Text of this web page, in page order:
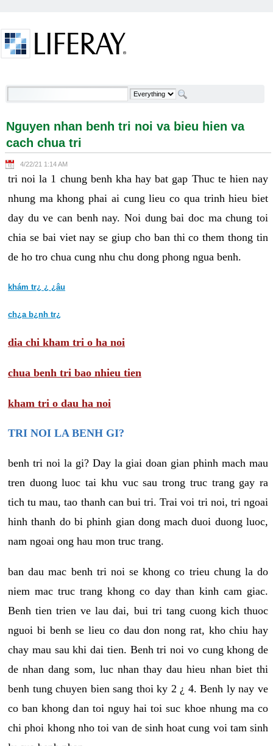
Nguyen nhan benh tri noi va bieu hien va cach chua
Nguyen nhan benh tri noi va bieu hien va
cach chua tri
4/22/21 1:14 AM
tri noi la 1 chung benh kha hay bat gap Thuc te hien nay
nhung ma khong phai ai cung lieu co qua trinh hieu biet
day du ve can benh nay. Noi dung bai doc ma chung toi
chia se bai viet nay se giup cho ban thi co them thong tin
de ho tro chua cung nhu chu dong phong ngua benh.
khám tr¿ ¿ ¿âu
ch¿a b¿nh tr¿
dia chi kham tri o ha noi
chua benh tri bao nhieu tien
kham tri o dau ha noi
TRI NOI LA BENH GI?
benh tri noi la gi? Day la giai doan gian phinh mach mau
tren duong luoc tai khu vuc sau trong truc trang gay ra
tich tu mau, tao thanh can bui tri. Trai voi tri noi, tri ngoai
hinh thanh do bi phinh gian dong mach duoi duong luoc,
nam ngoai ong hau mon truc trang.
ban dau mac benh tri noi se khong co trieu chung la do
niem mac truc trang khong co day than kinh cam giac.
Benh tien trien ve lau dai, bui tri tang cuong kich thuoc
nguoi bi benh se lieu co dau don nong rat, kho chiu hay
chay mau sau khi dai tien. Benh tri noi vo cung khong de
de nhan dang som, luc nhan thay dau hieu nhan biet thi
benh tung chuyen bien sang thoi ky 2 ¿ 4. Benh ly nay ve
co ban khong dan toi nguy hai toi suc khoe nhung ma co
chi phoi khong nho toi van de sinh hoat cung voi tam sinh